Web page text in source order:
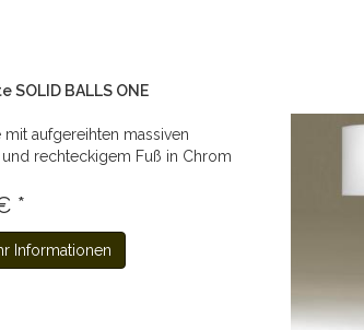
SOLID BALLS ONE
mit aufgereihten massiven
rechteckigem Fuß in Chrom
*
Informationen